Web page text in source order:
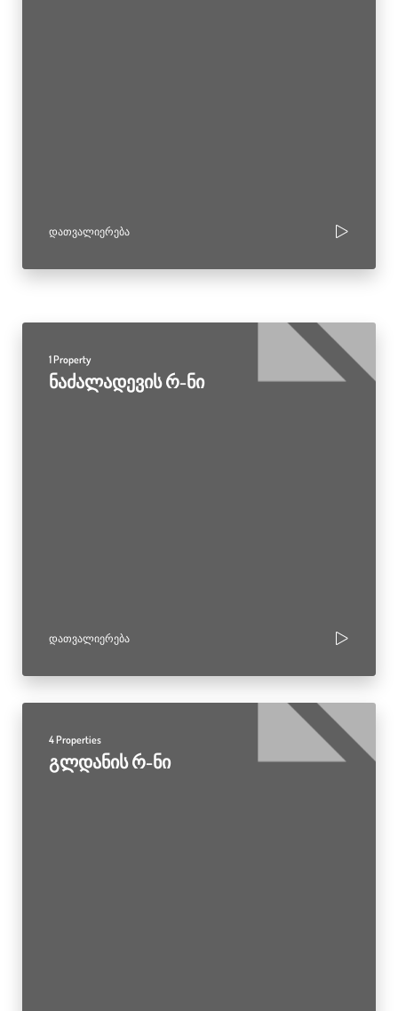
ᲓᲐᲗᲕᲐᲚᲘᲔᲠᲔᲑᲐ
1 Property
ნაძალადევის რ-ნი
ᲓᲐᲗᲕᲐᲚᲘᲔᲠᲔᲑᲐ
4 Properties
გლდანის რ-ნი